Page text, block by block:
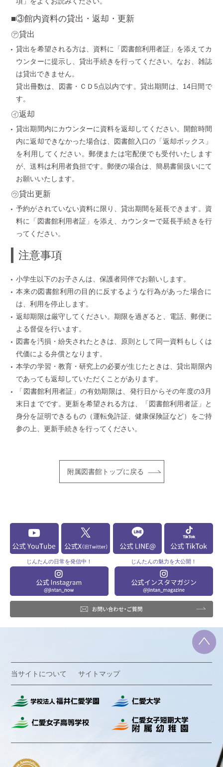
■③館内資料の貸出・返却・更新
㋐貸出
貸出を希望される方は、資料に「図書館利用者証」を添えてカ
ウンターに提示し、貸出手続きを行ってください。なお、雑誌
は貸出できません。
貸出冊数は、図書・ＣＤ5点以内です。貸出期間は、14日間で
す。
㋑返却
貸出期間内にカウンターに資料を返却してください。開館時間
内に返却できなかった場合は、図書館入口の「返却ボックス」
を利用してください。郵便または宅配便でも受付いたします
が、送料は利用者負担です。郵便の場合は、簡易書留扱いにて
お願いいたします。
㋒貸出更新
予約がされていない資料に限り、貸出期間を延長できます。資
料に「図書館利用者証」を添え、カウンターで延長手続きを行
ってください。
注意事項
小学生以下のお子さんは、保護者同伴でお願いします。
本来の図書館利用の目的に反するような行為があった場合に
は、利用を停止します。
返却期限は厳守してください。期限を過ぎると、電話、郵便に
よる督促を行います。
図書を汚損・紛失されたときは、原則として同一資料もしくは
代価による弁償となります。
本学の学習・教育・研究上の必要が生じたときは、貸出期限内
であっても返却していただくことがあります。
「図書館利用者証」の有効期限は、発行日からその年度の3月
末日までです。更新を希望される方は、「図書館利用者証」と
身分を証明できるもの（運転免許証、健康保険証など）をご持
参の上、更新手続きを行ってください。
附属図書館トップに戻る
じんたんの日常を発信中！ じんたんの魅力を大公開！
当サイトについて サイトマップ